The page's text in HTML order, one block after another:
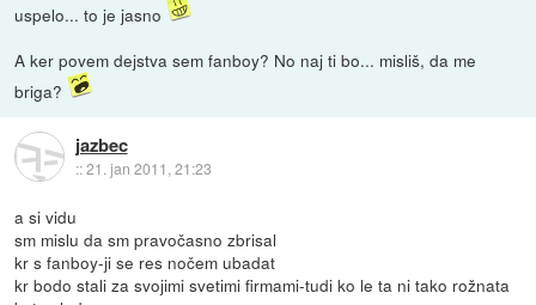
uspelo... to je jasno
A ker povem dejstva sem fanboy? No naj ti bo... misliš, da me
briga?
jazbec
::21. jan 2011, 21:23
a si vidu
sm mislu da sm pravočasno zbrisal
kr s fanboy-ji se res nočem ubadat
kr bodo stali za svojimi svetimi firmami-tudi ko le ta ni tako rožnata